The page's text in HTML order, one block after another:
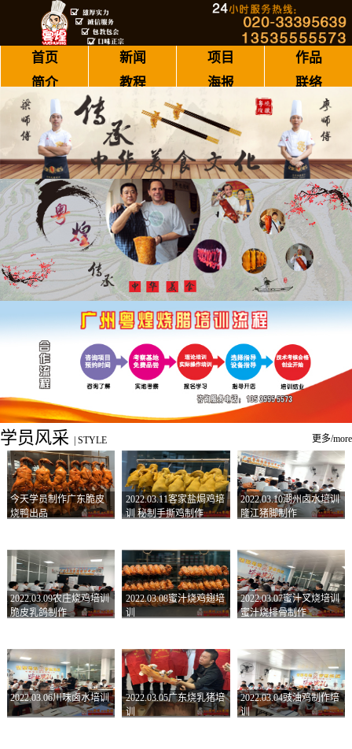
首页 新闻 项目
作品
简介
教程 海报 联络
学员风采 STYLE 更多/more
今天学员制作广东脆皮
烧鸭出品
2022.03.11客家盐焗鸡培
训 秘制手撕鸡制作
2022.03.10潮州卤水培训
隆江猪脚制作
2022.03.09农庄烧鸡培训
脆皮乳鸽制作
2022.03.08蜜汁烧鸡翅培
训
2022.03.07蜜汁叉烧培训
蜜汁烧排骨制作
2022.03.06川味卤水培训
2022.03.05广东烧乳猪培
训
2022.03.04豉油鸡制作培
训